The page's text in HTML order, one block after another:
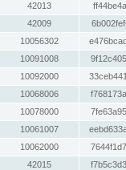
42013
42009
10056302
10091008
10092000
10068006
10078000
10061007
10062000
42015